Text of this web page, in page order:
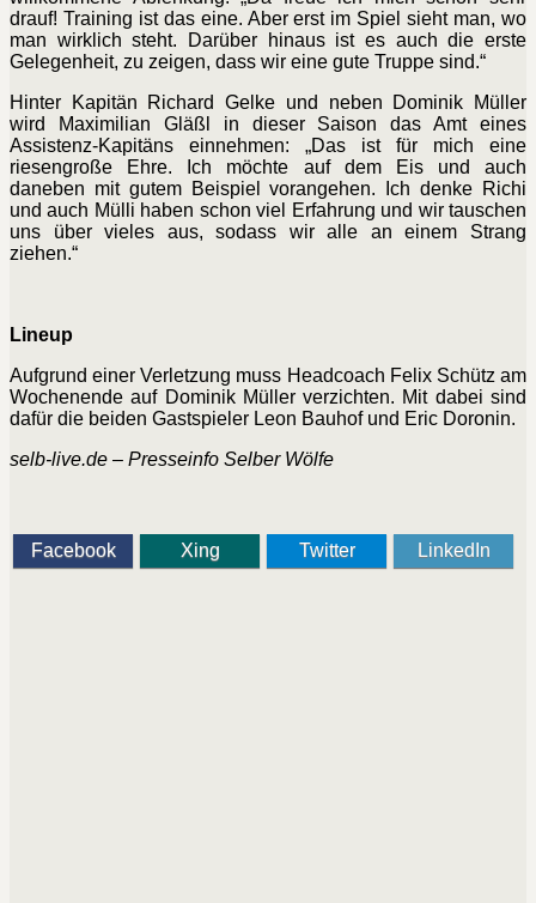
drauf! Training ist das eine. Aber erst im Spiel sieht man, wo
man wirklich steht. Darüber hinaus ist es auch die erste
Gelegenheit, zu zeigen, dass wir eine gute Truppe sind.“
Hinter Kapitän Richard Gelke und neben Dominik Müller
wird Maximilian Gläßl in dieser Saison das Amt eines
Assistenz-Kapitäns einnehmen: „Das ist für mich eine
riesengroße Ehre. Ich möchte auf dem Eis und auch
daneben mit gutem Beispiel vorangehen. Ich denke Richi
und auch Mülli haben schon viel Erfahrung und wir tauschen
uns über vieles aus, sodass wir alle an einem Strang
ziehen.“
Lineup
Aufgrund einer Verletzung muss Headcoach Felix Schütz am
Wochenende auf Dominik Müller verzichten. Mit dabei sind
dafür die beiden Gastspieler Leon Bauhof und Eric Doronin.
selb-live.de – Presseinfo Selber Wölfe
Facebook Xing Twitter LinkedIn